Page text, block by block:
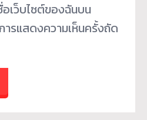
เว็บไซต์ของฉันบน
ารแสดงความเห็นครั้งถัด